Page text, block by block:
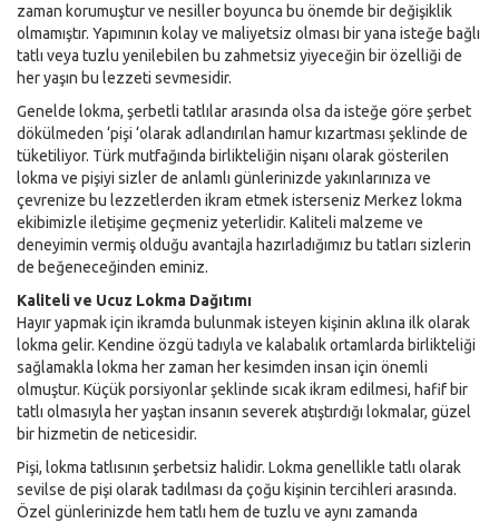
zaman korumuştur ve nesiller boyunca bu önemde bir değişiklik
olmamıştır. Yapımının kolay ve maliyetsiz olması bir yana isteğe bağlı
tatlı veya tuzlu yenilebilen bu zahmetsiz yiyeceğin bir özelliği de
her yaşın bu lezzeti sevmesidir.
Genelde lokma, şerbetli tatlılar arasında olsa da isteğe göre şerbet
dökülmeden ‘pişi ‘olarak adlandırılan hamur kızartması şeklinde de
tüketiliyor. Türk mutfağında birlikteliğin nişanı olarak gösterilen
lokma ve pişiyi sizler de anlamlı günlerinizde yakınlarınıza ve
çevrenize bu lezzetlerden ikram etmek isterseniz Merkez lokma
ekibimizle iletişime geçmeniz yeterlidir. Kaliteli malzeme ve
deneyimin vermiş olduğu avantajla hazırladığımız bu tatları sizlerin
de beğeneceğinden eminiz.
Kaliteli ve Ucuz Lokma Dağıtımı
Hayır yapmak için ikramda bulunmak isteyen kişinin aklına ilk olarak
lokma gelir. Kendine özgü tadıyla ve kalabalık ortamlarda birlikteliği
sağlamakla lokma her zaman her kesimden insan için önemli
olmuştur. Küçük porsiyonlar şeklinde sıcak ikram edilmesi, hafif bir
tatlı olmasıyla her yaştan insanın severek atıştırdığı lokmalar, güzel
bir hizmetin de neticesidir.
Pişi, lokma tatlısının şerbetsiz halidir. Lokma genellikle tatlı olarak
sevilse de pişi olarak tadılması da çoğu kişinin tercihleri arasında.
Özel günlerinizde hem tatlı hem de tuzlu ve aynı zamanda